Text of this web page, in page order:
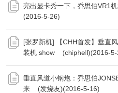
亮出显卡秀一下，乔思伯VR1
(2016-5-26)
[张罗新机] 【CHH首发】垂直
装机 show (chiphell)(2016-5-
垂直风道小钢炮：乔思伯
来 (发烧友)(2016-5-16)